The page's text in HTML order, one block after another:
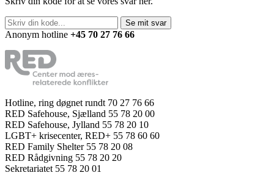
Anonym hotline +45 70 27 76 66
Hotline, ring døgnet rundt 70 27 76 66
RED Safehouse, Sjælland 55 78 20 00
RED Safehouse, Jylland 55 78 20 10
LGBT+ krisecenter, RED+ 55 78 60 60
RED Family Shelter 55 78 20 08
RED Rådgivning 55 78 20 20
Sekretariatet 55 78 20 01